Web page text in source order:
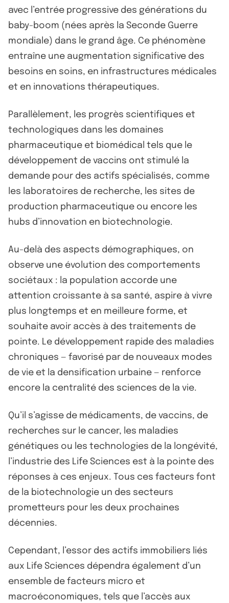
avec l’entrée progressive des générations du
baby-boom (nées après la Seconde Guerre
mondiale) dans le grand âge. Ce phénomène
entraîne une augmentation significative des
besoins en soins, en infrastructures médicales
et en innovations thérapeutiques.
Parallèlement, les progrès scientifiques et
technologiques dans les domaines
pharmaceutique et biomédical tels que le
développement de vaccins ont stimulé la
demande pour des actifs spécialisés, comme
les laboratoires de recherche, les sites de
production pharmaceutique ou encore les
hubs d’innovation en biotechnologie.
Au-delà des aspects démographiques, on
observe une évolution des comportements
sociétaux : la population accorde une
attention croissante à sa santé, aspire à vivre
plus longtemps et en meilleure forme, et
souhaite avoir accès à des traitements de
pointe. Le développement rapide des maladies
chroniques — favorisé par de nouveaux modes
de vie et la densification urbaine — renforce
encore la centralité des sciences de la vie.
Qu’il s’agisse de médicaments, de vaccins, de
recherches sur le cancer, les maladies
génétiques ou les technologies de la longévité,
l’industrie des Life Sciences est à la pointe des
réponses à ces enjeux. Tous ces facteurs font
de la biotechnologie un des secteurs
prometteurs pour les deux prochaines
décennies.
Cependant, l’essor des actifs immobiliers liés
aux Life Sciences dépendra également d’un
ensemble de facteurs micro et
macroéconomiques, tels que l’accès aux